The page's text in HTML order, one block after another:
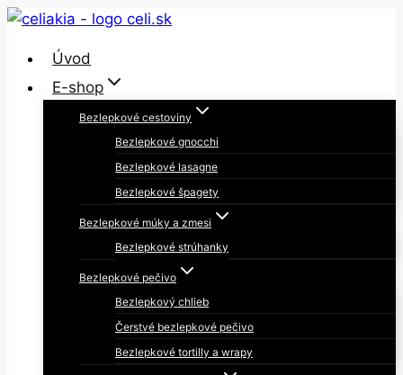
Skip
contentÚvod
E-shop
Bezlepkové cestoviny
Bezlepkové gnocchi
Bezlepkové lasagne
Bezlepkové špagety
Bezlepkové múky a zmesi
Bezlepkové strúhanky
Bezlepkové pečivo
Bezlepkový chlieb
Čerstvé bezlepkové pečivo
Bezlepkové tortilly a wrapy